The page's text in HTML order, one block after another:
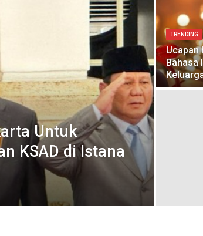
Untuk
KSAD di Istana
TRENDING
Ucapan
Bahasa